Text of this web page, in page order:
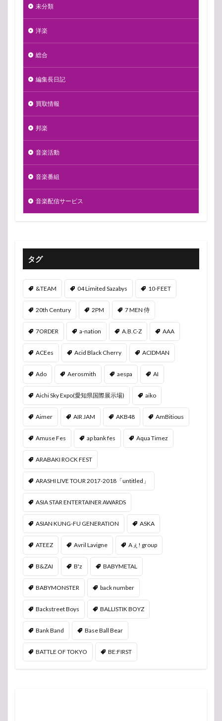
未分類
洋楽
総合
編集長日記
買取情報
邦楽
音楽活動
音楽番組
音楽配信サービス
タグ
&TEAM 04 Limited Sazabys 10-FEET
20th Century 2PM 7 MEN 侍
7ORDER a-nation A.B.C-Z AAA
ACEes Acid Black Cherry ACIDMAN
Ado Aerosmith aespa AI
Aichi Sky Expo(愛知県国際展示場) aiko
Aimer AIR JAM AKB48 AmBitious
Amuse Fes ap bank fes Aqua Timez
ARABAKI ROCK FEST
ARASHI LIVE TOUR 2017-2018「untitled」
ASIA STAR ENTERTAINER AWARDS
ASIAN KUNG-FU GENERATION ASKA
ATEEZ Avril Lavigne Aぇ! group
B&ZAI B'z BABYMETAL
BABYMONSTER back number
Backstreet Boys BALLISTIK BOYZ
Bank Band Base Ball Bear
BATTLE OF TOKYO BE:FIRST